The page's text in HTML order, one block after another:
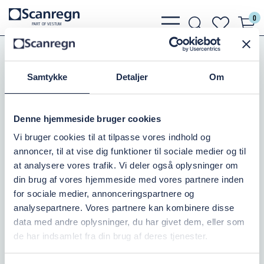
Samtykke Detaljer Om
Denne hjemmeside bruger cookies
Vi bruger cookies til at tilpasse vores indhold og
annoncer, til at vise dig funktioner til sociale medier og til
at analysere vores trafik. Vi deler også oplysninger om
din brug af vores hjemmeside med vores partnere inden
for sociale medier, annonceringspartnere og
analysepartnere. Vores partnere kan kombinere disse
data med andre oplysninger, du har givet dem, eller som
de har indsamlet fra din brug af deres tjenester.
PARTOF VESTUM
bars
light
search
light
heart 0
Koblinger Hunkobling m.Studs
KARDAN HUN 159/152MM STUDS
Varenr.:504112150
På vej hjem
1.203,75 DKKinkl. moms
Læg i kurv